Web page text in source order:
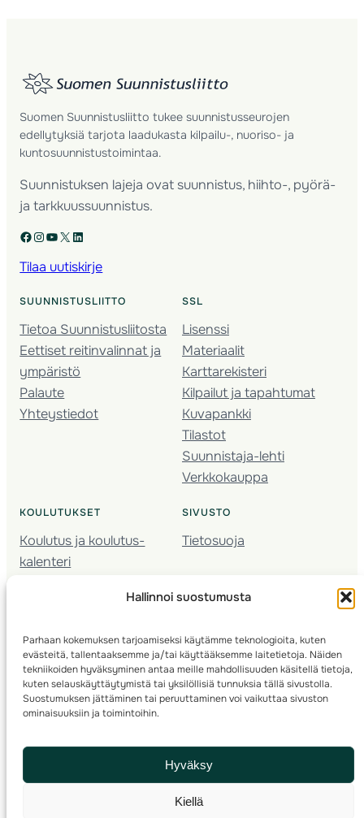
Hallinnoi suostumusta
Parhaan kokemuksen tarjoamiseksi käytämme teknologioita, kuten
evästeitä, tallentaaksemme ja/tai käyttääksemme laitetietoja. Näiden
tekniikoiden hyväksyminen antaa meille mahdollisuuden käsitellä tietoja,
kuten selauskäyttäytymistä tai yksilöllisiä tunnuksia tällä sivustolla.
Suostumuksen jättäminen tai peruuttaminen voi vaikuttaa sivuston
ominaisuuksiin ja toimintoihin.
Hyväksy
Kiellä
Suomen Suunnistusliitto tukee suunnistusseurojen
edellytyksiä tarjota laadukasta kilpailu-, nuoriso- ja
kuntosuunnistustoimintaa.
Suunnistuksen lajeja ovat suunnistus, hiihto-, pyörä-
ja tarkkuussuunnistus.
Facebook Instagram YouTube X LinkedIn
Tilaa uutiskirje
SUUNNISTUSLIITTO
Tietoa Suunnistusliitosta
Eettiset reitinvalinnat ja
ympäristö
Palaute
Yhteystiedot
SSL
Lisenssi
Materiaalit
Karttarekisteri
Kilpailut ja tapahtumat
Kuvapankki
Tilastot
Suunnistaja-lehti
Verkkokauppa
KOULUTUKSET
Koulutus ja koulutus­
kalenteri
Seura­kehittäminen
Kartoitus
Ratamestari
SIVUSTO
Tietosuoja
© 2025 ·Suomen Suunnistusliitto· Valimotie 10, 00380 Helsinki, Finland
info(a)suunnistusliitto.fi,Rastilipun asiat: rastilippu(a)suunnistusliitto.fi
Kilpailut ja kuntorastit – Rastilippu:::Rastilipun ohjeet